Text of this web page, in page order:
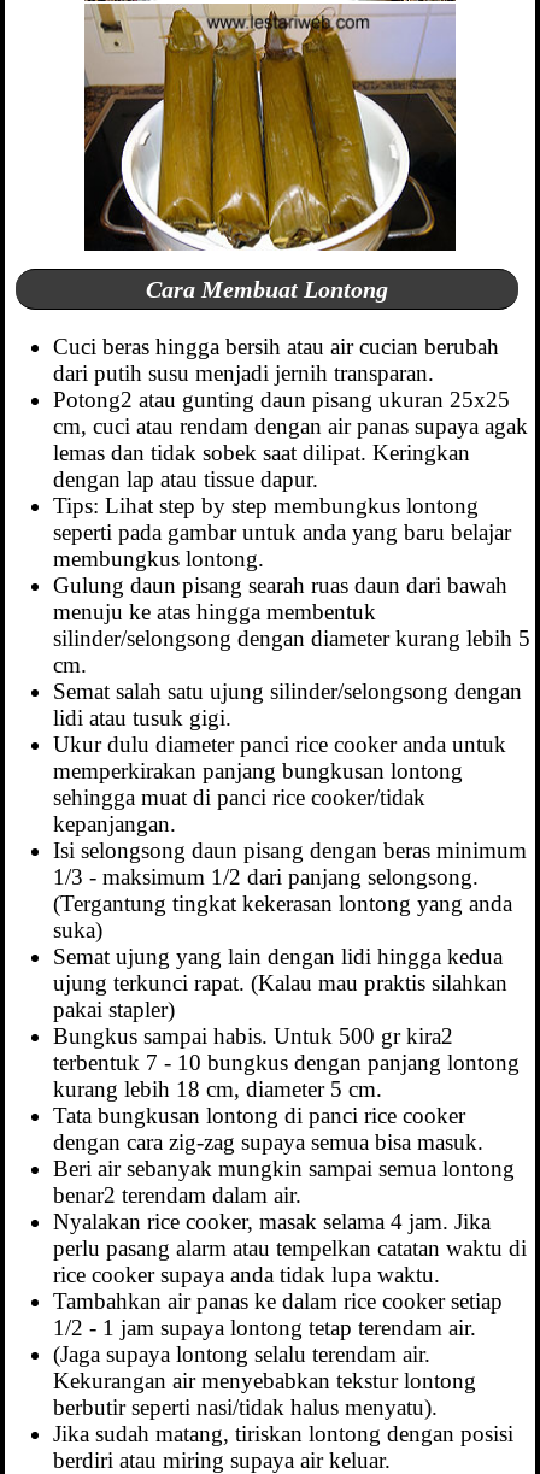
Cara Membuat Lontong
Cuci beras hingga bersih atau air cucian berubah
dari putih susu menjadi jernih transparan.
Potong2 atau gunting daun pisang ukuran 25x25
cm, cuci atau rendam dengan air panas supaya agak
lemas dan tidak sobek saat dilipat. Keringkan
dengan lap atau tissue dapur.
Tips: Lihat step by step membungkus lontong
seperti pada gambar untuk anda yang baru belajar
membungkus lontong.
Gulung daun pisang searah ruas daun dari bawah
menuju ke atas hingga membentuk
silinder/selongsong dengan diameter kurang lebih 5
cm.
Semat salah satu ujung silinder/selongsong dengan
lidi atau tusuk gigi.
Ukur dulu diameter panci rice cooker anda untuk
memperkirakan panjang bungkusan lontong
sehingga muat di panci rice cooker/tidak
kepanjangan.
Isi selongsong daun pisang dengan beras minimum
1/3 - maksimum 1/2 dari panjang selongsong.
(Tergantung tingkat kekerasan lontong yang anda
suka)
Semat ujung yang lain dengan lidi hingga kedua
ujung terkunci rapat. (Kalau mau praktis silahkan
pakai stapler)
Bungkus sampai habis. Untuk 500 gr kira2
terbentuk 7 - 10 bungkus dengan panjang lontong
kurang lebih 18 cm, diameter 5 cm.
Tata bungkusan lontong di panci rice cooker
dengan cara zig-zag supaya semua bisa masuk.
Beri air sebanyak mungkin sampai semua lontong
benar2 terendam dalam air.
Nyalakan rice cooker, masak selama 4 jam. Jika
perlu pasang alarm atau tempelkan catatan waktu di
rice cooker supaya anda tidak lupa waktu.
Tambahkan air panas ke dalam rice cooker setiap
1/2 - 1 jam supaya lontong tetap terendam air.
(Jaga supaya lontong selalu terendam air.
Kekurangan air menyebabkan tekstur lontong
berbutir seperti nasi/tidak halus menyatu).
Jika sudah matang, tiriskan lontong dengan posisi
berdiri atau miring supaya air keluar.